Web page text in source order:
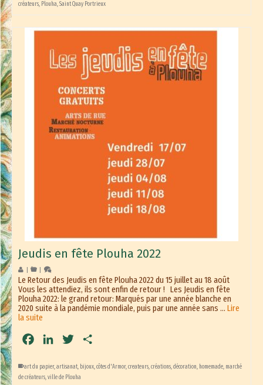
créateurs, Plouha,Saint Quay Portrieux
Jeudis en fête Plouha 2022
Le Retour des Jeudis en fête Plouha 2022 du 15 juillet au 18 août
Vous les attendiez, ils sont enfin de retour ! Les Jeudis en fête
Plouha 2022: le grand retour: Marqués par une année blanche en
2020 suite à la pandémie mondiale, puis par une année sans … Lire
la suite
FacebookLinkedInTwitter
art du papier,artisanat, bijoux,côtes d'Armor,createurs,créations,décoration, homemade, marché
de créateurs,ville de Plouha